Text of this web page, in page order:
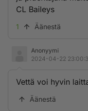
CL Baileys
1 Äänestä
Anonyymi
2024-04-22
Vettä voi hyvin
Äänestä